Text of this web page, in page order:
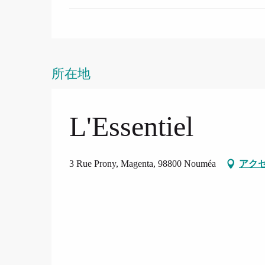
所在地
L'Essentiel
3 Rue Prony, Magenta, 98800 Nouméa アク